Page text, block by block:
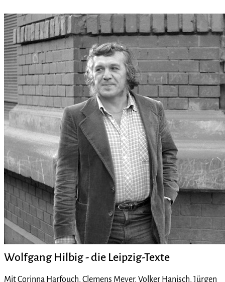
Wolfgang Hilbig - die Leipzig-Texte
Mit Corinna Harfouch, Clemens Meyer, Volker Hanisch, Jürgen